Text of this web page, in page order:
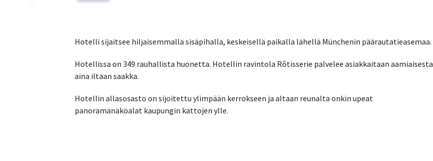
Hotelli sijaitsee hiljaisemmalla sisäpihalla, keskeisellä paikalla lähellä Münchenin päärautatieasemaa.
Hotellissa on 349 rauhallista huonetta. Hotellin ravintola Rôtisserie palvelee asiakkaitaan aamiaisesta
aina iltaan saakka.
Hotellin allasosasto on sijoitettu ylimpään kerrokseen ja altaan reunalta onkin upeat
panoramanäköalat kaupungin kattojen ylle.